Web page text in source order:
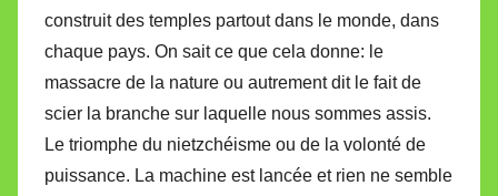
construit des temples partout dans le monde, dans
chaque pays. On sait ce que cela donne: le
massacre de la nature ou autrement dit le fait de
scier la branche sur laquelle nous sommes assis.
Le triomphe du nietzchéisme ou de la volonté de
puissance. La machine est lancée et rien ne semble